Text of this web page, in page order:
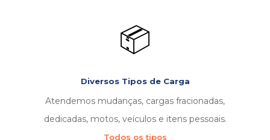
📦
Diversos Tipos de Carga
Atendemos mudanças, cargas fracionadas,
dedicadas, motos, veículos e itens pessoais.
Todos os tipos